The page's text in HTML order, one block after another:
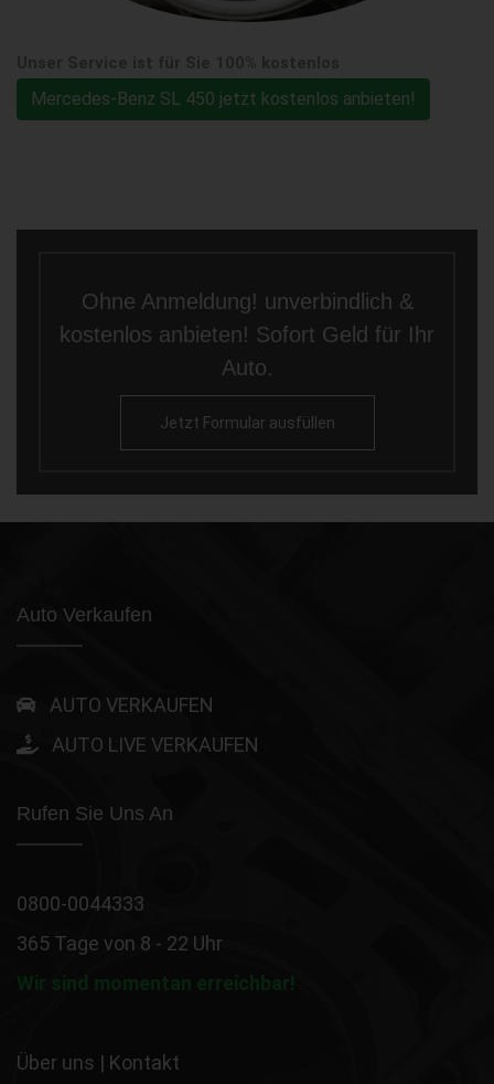
Mercedes-Benz SL 450 jetzt kostenlos anbieten!
Ohne Anmeldung! unverbindlich &
kostenlos anbieten! Sofort Geld für Ihr
Auto.
Jetzt Formular ausfüllen
Auto Verkaufen
AUTO VERKAUFEN
AUTO LIVE VERKAUFEN
Rufen Sie Uns An
0800-0044333
365 Tage von 8 - 22 Uhr
Wir sind momentan erreichbar!
Über uns | Kontakt